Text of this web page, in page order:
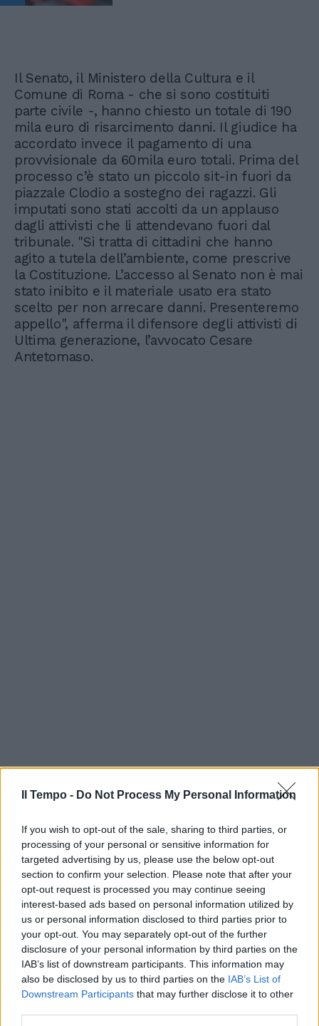
Il Tempo - Do Not Process My Personal Information
If you wish to opt-out of the sale, sharing to third parties, or
processing of your personal or sensitive information for
targeted advertising by us, please use the below opt-out
section to confirm your selection. Please note that after your
opt-out request is processed you may continue seeing
interest-based ads based on personal information utilized by
us or personal information disclosed to third parties prior to
your opt-out. You may separately opt-out of the further
disclosure of your personal information by third parties on the
IAB’s list of downstream participants. This information may
also be disclosed by us to third parties on the IAB’s List of
Downstream Participants that may further disclose it to other
Il Senato, il Ministero della Cultura e il
Comune di Roma - che si sono costituiti
parte civile -, hanno chiesto un totale di 190
mila euro di risarcimento danni. Il giudice ha
accordato invece il pagamento di una
provvisionale da 60mila euro totali. Prima del
processo c’è stato un piccolo sit-in fuori da
piazzale Clodio a sostegno dei ragazzi. Gli
imputati sono stati accolti da un applauso
dagli attivisti che li attendevano fuori dal
tribunale. "Si tratta di cittadini che hanno
agito a tutela dell’ambiente, come prescrive
la Costituzione. L’accesso al Senato non è mai
stato inibito e il materiale usato era stato
scelto per non arrecare danni. Presenteremo
appello", afferma il difensore degli attivisti di
Ultima generazione, l’avvocato Cesare
Antetomaso.